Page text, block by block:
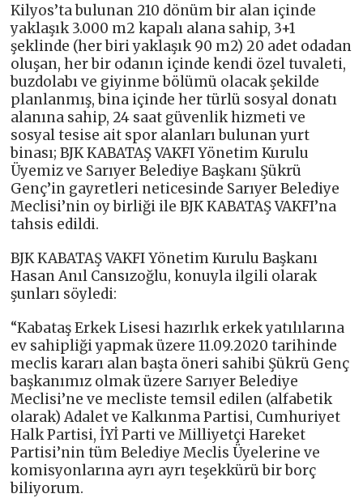
Kilyos’ta bulunan 210 dönüm bir alan içinde
yaklaşık 3.000 m2 kapalı alana sahip, 3+1
şeklinde (her biri yaklaşık 90 m2) 20 adet odadan
oluşan, her bir odanın içinde kendi özel tuvaleti,
buzdolabı ve giyinme bölümü olacak şekilde
planlanmış, bina içinde her türlü sosyal donatı
alanına sahip, 24 saat güvenlik hizmeti ve
sosyal tesise ait spor alanları bulunan yurt
binası; BJK KABATAŞ VAKFI Yönetim Kurulu
Üyemiz ve Sarıyer Belediye Başkanı Şükrü
Genç’in gayretleri neticesinde Sarıyer Belediye
Meclisi’nin oy birliği ile BJK KABATAŞ VAKFI’na
tahsis edildi.
BJK KABATAŞ VAKFI Yönetim Kurulu Başkanı
Hasan Anıl Cansızoğlu, konuyla ilgili olarak
şunları söyledi:
“Kabataş Erkek Lisesi hazırlık erkek yatılılarına
ev sahipliği yapmak üzere 11.09.2020 tarihinde
meclis kararı alan başta öneri sahibi Şükrü Genç
başkanımız olmak üzere Sarıyer Belediye
Meclisi’ne ve mecliste temsil edilen (alfabetik
olarak) Adalet ve Kalkınma Partisi, Cumhuriyet
Halk Partisi, İYİ Parti ve Milliyetçi Hareket
Partisi’nin tüm Belediye Meclis Üyelerine ve
komisyonlarına ayrı ayrı teşekkürü bir borç
biliyorum.